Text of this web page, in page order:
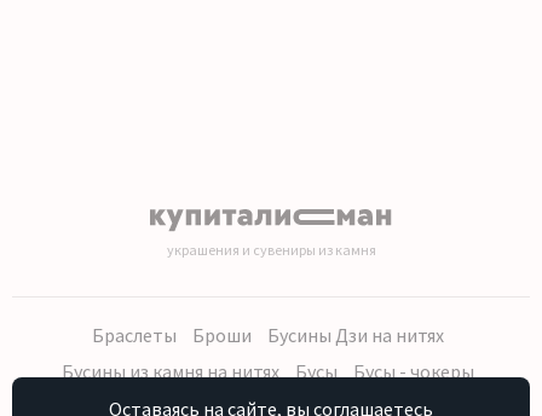
украшения и сувениры из камня
Браслеты Броши
Бусины Дзи на нитях
Бусины из камня на нитях
Бусы
Бусы - чокеры
Кольца, серьги
Кулоны Наборы (бусы, браслет, серьги)
Оставаясь на сайте, вы соглашаетесь